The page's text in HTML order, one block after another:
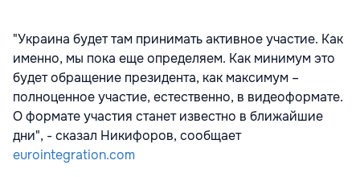
"Украина будет там принимать активное участие. Как
именно, мы пока еще определяем. Как минимум это
будет обращение президента, как максимум –
полноценное участие, естественно, в видеоформате.
О формате участия станет известно в ближайшие
дни", - сказал Никифоров, сообщает
eurointegration.com